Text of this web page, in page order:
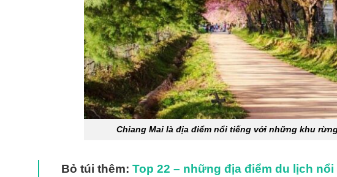
Chiang Mai là địa điểm nổi tiếng với những khu
Bỏ túi thêm: Top 22 – những địa điểm du lịch